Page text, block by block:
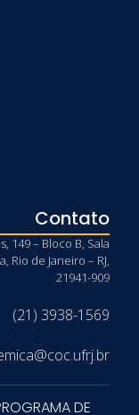
Contato
149 – Bloco B, Sala
Rio de Janeiro – RJ,
21941-909
(21) 3938-1569
DE